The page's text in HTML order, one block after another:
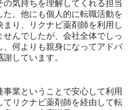
気持ちを理解してくれる担当
。他にも個人的に転職活動を
り、リクナビ薬剤師を利用し
んでしたが、会社全体でしっ
何よりも親身になってアドバ
しています。
業ということで安心して利用
リクナビ薬剤師を経由して転